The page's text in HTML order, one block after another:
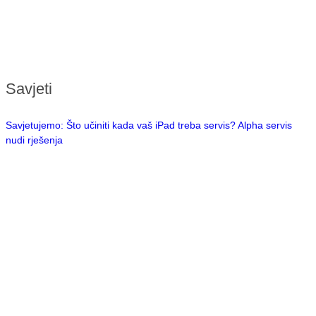
Savjeti
Savjetujemo: Što učiniti kada vaš iPad treba servis? Alpha servis
nudi rješenja